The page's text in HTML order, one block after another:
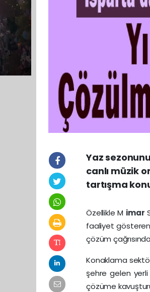
Yaz
canlı müzik
tartışma
Özellikle M imar
faaliyet gösteren
çözüm
Konaklama
şehre gelen yerli
çözüme